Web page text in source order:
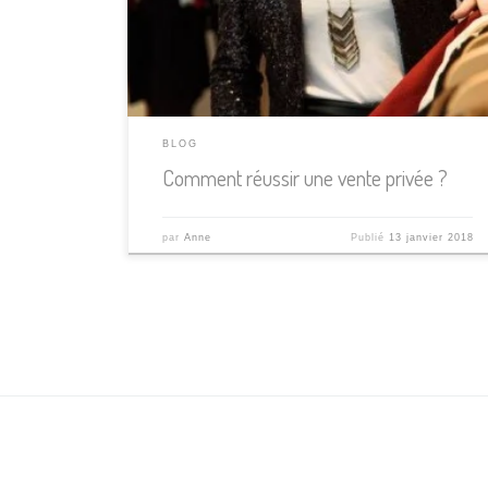
à fidéliser la clientèle. Mais pour que l’événement
atteigne l’objectif visé, il est impératif de bien
s’organiser et de suivre quelques règles […]
BLOG
Comment réussir une vente privée ?
parAnne Publié 13 janvier 2018